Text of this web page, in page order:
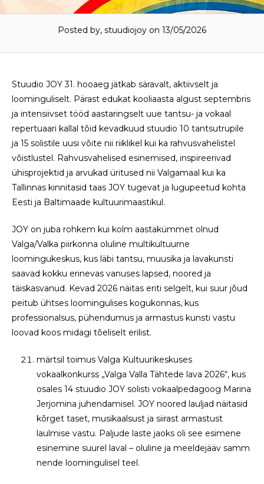
Posted by, stuudiojoy on 13/05/2026
Stuudio JOY 31. hooaeg jätkab säravalt, aktiivselt ja
loominguliselt. Pärast edukat kooliaasta algust septembris
ja intensiivset tööd aastaringselt uue tantsu- ja vokaal
repertuaari kallal tõid kevadkuud stuudio 10 tantsutrupile
ja 15 solistile uusi võite nii riiklikel kui ka rahvusvahelistel
võistlustel. Rahvusvahelised esinemised, inspireerivad
ühisprojektid ja arvukad üritused nii Valgamaal kui ka
Tallinnas kinnitasid taas JOY tugevat ja lugupeetud kohta
Eesti ja Baltimaade kultuurimaastikul.
JOY on juba rohkem kui kolm aastakümmet olnud
Valga/Valka piirkonna oluline multikultuurne
loomingukeskus, kus läbi tantsu, muusika ja lavakunsti
saavad kokku erinevas vanuses lapsed, noored ja
täiskasvanud. Kevad 2026 näitas eriti selgelt, kui suur jõud
peitub ühtses loomingulises kogukonnas, kus
professionalsus, pühendumus ja armastus kunsti vastu
loovad koos midagi tõeliselt erilist.
märtsil toimus Valga Kultuurikeskuses
vokaalkonkurss „Valga Valla Tähtede lava 2026“, kus
osales 14 stuudio JOY solisti vokaalpedagoog Marina
Jerjomina juhendamisel. JOY noored lauljad näitasid
kõrget taset, musikaalsust ja siirast armastust
laulmise vastu. Paljude laste jaoks oli see esimene
esinemine suurel laval – oluline ja meeldejääv samm
nende loomingulisel teel.